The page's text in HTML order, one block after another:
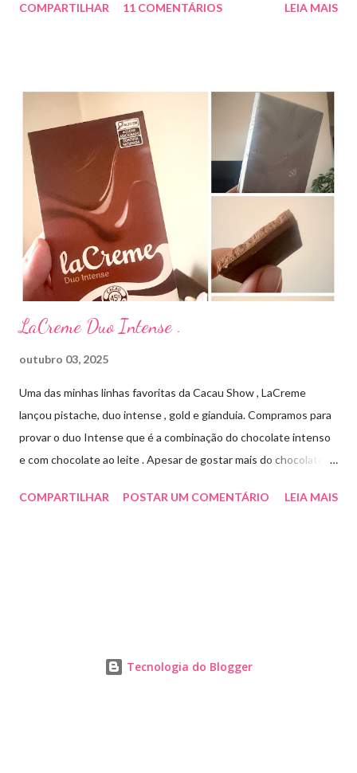
uma consulta com o dermatologista) O Ilosone é um antibiótico
aplico sobre a acne ( geralmente uso a noite). Informação do
produto: ILOSONE TÓPICO SOLUÇÃO (eritromicina) é um
antibiótico de amplo espectro produzido por uma cepa de
Streptomyces erythraeus. É básico e forma rapidamente sais
com os ácidos. Forma farmacêutica e Apresentação ILOSONE
TÓPICO SOLUÇÃO é apresentado sob a forma líquida em
frascos de 120 ml. USO PEDIÁTRICO E ADULTO. Composição
Cada ml contém: Eritromicina base 20 mg Excipientes q.s....
COMPARTILHAR 11 COMENTÁRIOS LEIA MAIS
LaCreme Duo Intense .
outubro 03, 2025
Uma das minhas linhas favoritas da Cacau Show , LaCreme
lançou pistache, duo intense , gold e gianduia. Compramos para
provar o duo Intense que é a combinação do chocolate intenso
e com chocolate ao leite . Apesar de gostar mais do chocolate
medida certa ( tem sabor e cremosidade ). Preço R$19,99 .
COMPARTILHAR POSTAR UM COMENTÁRIO LEIA MAIS
Tecnologia do Blogger